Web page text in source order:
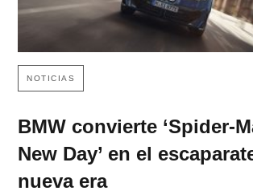
NOTICIAS
BMW convierte ‘Spider-
New Day’ en el
nueva era